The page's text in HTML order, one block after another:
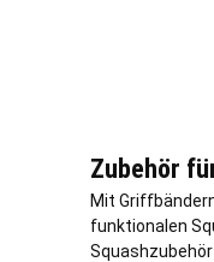
Zubehör
Mit
funktionalen